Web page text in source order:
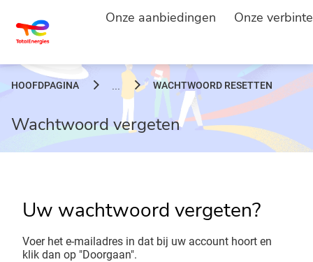
Onze aanbiedingen Onze
HOOFDPAGINA WACHTWOORD RESETTEN
Wachtwoord vergeten
Uw wachtwoord vergeten?
Voer het e-mailadres in dat bij uw account hoort en
klik dan op "Doorgaan".